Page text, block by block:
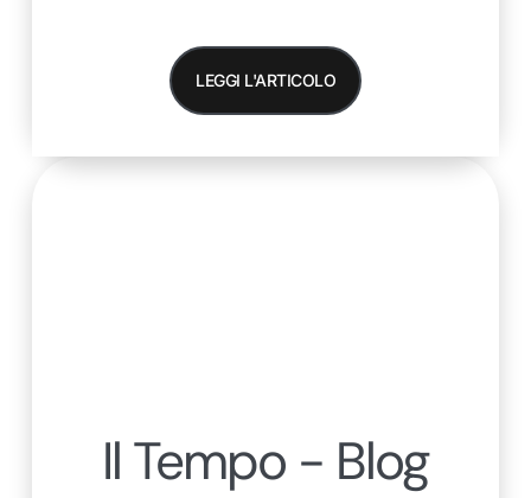
LEGGI L'ARTICOLO
Il Tempo - Blog